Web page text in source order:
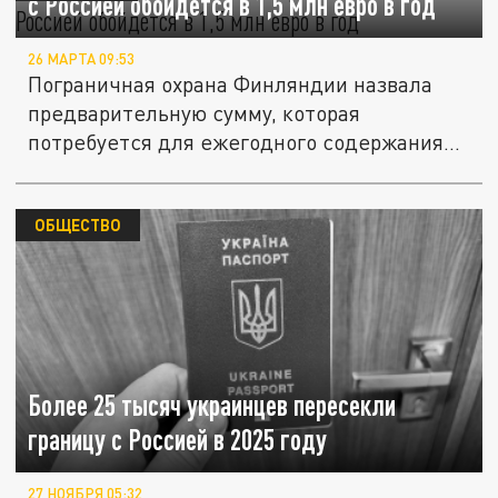
26 МАРТА 09:53
Пограничная охрана Финляндии назвала
предварительную сумму, которая
потребуется для ежегодного содержания...
Более 25 тысяч украинцев пересекли
границу с Россией в 2025 году
ОБЩЕСТВО
27 НОЯБРЯ 05:32